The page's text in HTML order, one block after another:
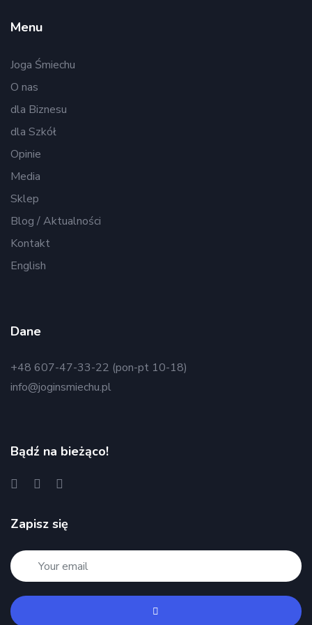
Menu
Joga Śmiechu
O nas
dla Biznesu
dla Szkół
Opinie
Media
Sklep
Blog / Aktualności
Kontakt
English
Dane
+48 607-47-33-22 (pon-pt 10-18)
info@joginsmiechu.pl
Bądź na bieżąco!
Zapisz się